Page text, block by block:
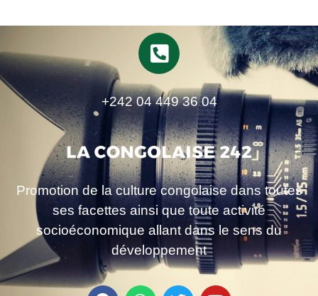
+242 04 449 36 04
Promotion de la culture congolaise dans toutes
ses facettes ainsi que toute activité
socioéconomique allant dans le sens du
développement